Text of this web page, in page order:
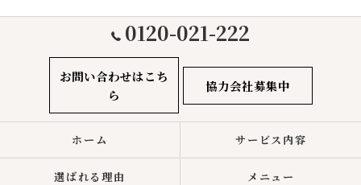
0120-021-222
お問い合わせはこち
ら
協力会社募集中
ホーム サービス内容
選ばれる理由 メニュー